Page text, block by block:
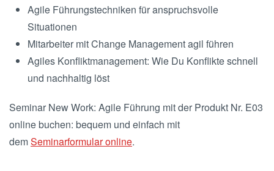
Agile Führungstechniken für anspruchsvolle
Situationen
Mitarbeiter mit Change Management agil führen
Agiles Konfliktmanagement: Wie Du Konflikte schnell
und nachhaltig löst
Seminar New Work: Agile Führung mit der Produkt Nr. E03
online buchen: bequem und einfach mit
demSeminarformular online.